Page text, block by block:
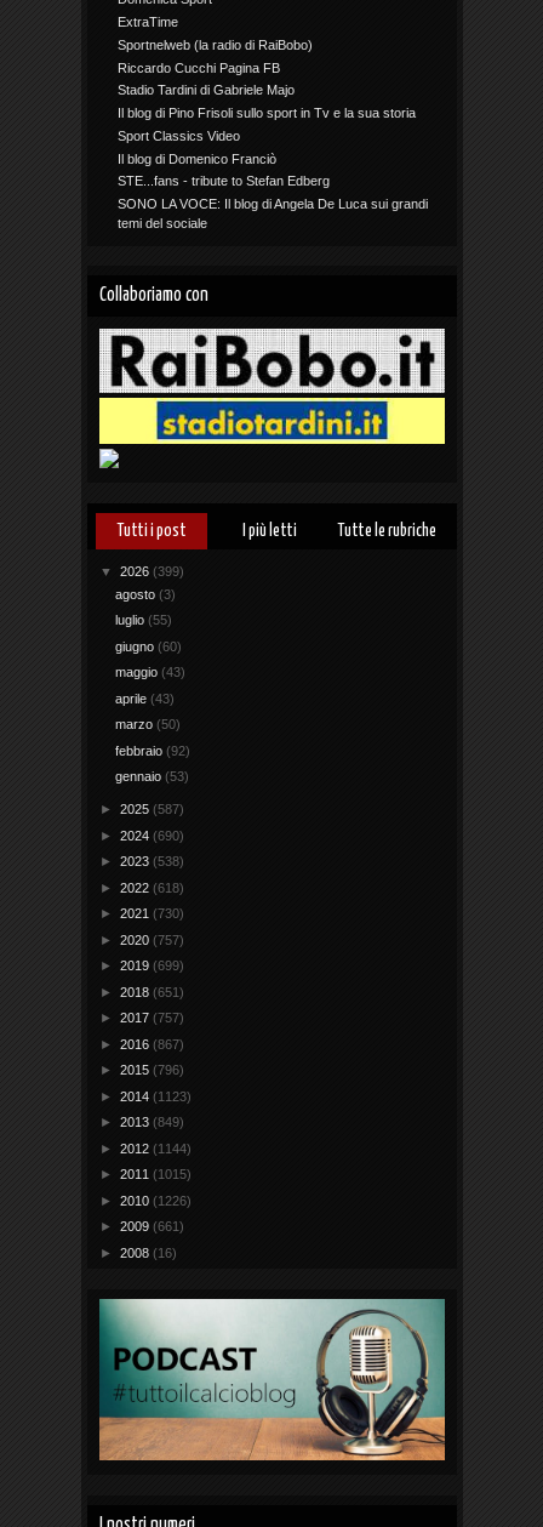
ExtraTime
Sportnelweb (la radio di RaiBobo)
Riccardo Cucchi Pagina FB
Stadio Tardini di Gabriele Majo
Il blog di Pino Frisoli sullo sport in Tv e la sua storia
Sport Classics Video
Il blog di Domenico Franciò
STE...fans - tribute to Stefan Edberg
SONO LA VOCE: Il blog di Angela De Luca sui grandi
temi del sociale
Collaboriamo con
Tutti i post I più letti Tutte le rubriche
▼ 2026 (399)
agosto (3)
luglio (55)
giugno (60)
maggio (43)
aprile (43)
marzo (50)
febbraio (92)
gennaio (53)
► 2025 (587)
► 2024 (690)
► 2023 (538)
► 2022 (618)
► 2021 (730)
► 2020 (757)
► 2019 (699)
► 2018 (651)
► 2017 (757)
► 2016 (867)
► 2015 (796)
► 2014 (1123)
► 2013 (849)
► 2012 (1144)
► 2011 (1015)
► 2010 (1226)
► 2009 (661)
► 2008 (16)